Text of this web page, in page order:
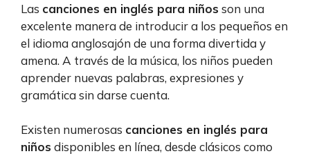
Las canciones en inglés para niños son una
excelente manera de introducir a los pequeños en
el idioma anglosajón de una forma divertida y
amena. A través de la música, los niños pueden
aprender nuevas palabras, expresiones y
gramática sin darse cuenta.
Existen numerosas canciones en inglés para
niños disponibles en línea, desde clásicos como